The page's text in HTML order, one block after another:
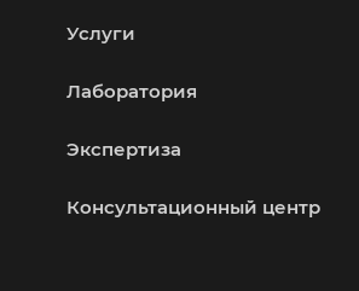
Услуги
Лаборатория
Экспертиза
Консультационный центр